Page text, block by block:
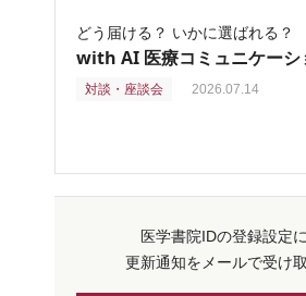
どう届ける？ いかに選ばれる？
with AI 医療コミュニケーシ
対談・座談会 2026.07.14
医学書院IDの登録設定に
更新通知をメールで受け取